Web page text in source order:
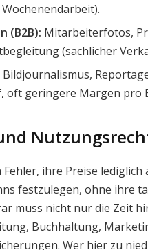
(B2B): Mitarbeiterfotos,
(sachlicher
Bildjournalismus,
oft geringere Margen pro
ihre Preise
festzulegen, ohne ihre
muss nicht nur die Zeit
Buchhaltung,
Wer hier zu